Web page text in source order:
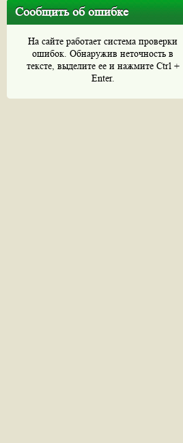
Сообщить об ошибке
На сайте работает система проверки
ошибок. Обнаружив неточность в
тексте, выделите ее и нажмите Ctrl +
Enter.